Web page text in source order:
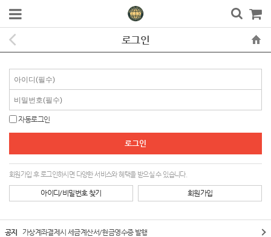
로그인
자동로그인
회원가입 후 로그인하시면 다양한 서비스와 혜택을 받으실 수 있습니다.
아이디/비밀번호 찾기 회원가입
공지 가상계좌결제시 세금계산서/현금영수증 발행